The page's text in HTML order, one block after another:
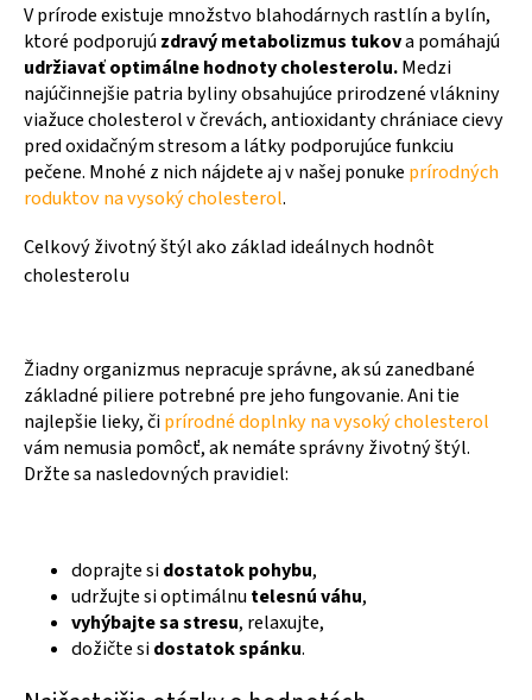
Vprírode existuje množstvo blahodárnych rastlín a bylín,
ktoré podporujúzdravý metabolizmus tukova pomáhajú
udržiavať optimálne hodnoty cholesterolu.Medzi
najúčinnejšie patria byliny obsahujúce prirodzené vlákniny
viažuce cholesterol v črevách, antioxidanty chrániace cievy
pred oxidačným stresom a látky podporujúce funkciu
pečene. Mnohé z nich nájdete aj v našej ponuke prírodných
roduktov na vysoký cholesterol.
Celkový životný štýl ako základ ideálnych hodnôt
cholesterolu
Žiadny organizmus nepracuje správne, ak sú zanedbané
základné piliere potrebné pre jeho fungovanie. Ani tie
najlepšie lieky, čiprírodné doplnky na vysoký cholesterol
vám nemusia pomôcť, ak nemáte správny životný štýl.
Držte sa nasledovných pravidiel:
doprajte sidostatok pohybu,
udržujte si optimálnutelesnú váhu,
vyhýbajte sa stresu, relaxujte,
dožičte sidostatok spánku.